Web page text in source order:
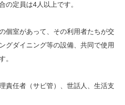
の定員は4人以上です。
個室があって、その利用者たちが交
グダイニング等の設備、共同で使用
。
責任者（サビ管）、世話人、生活支